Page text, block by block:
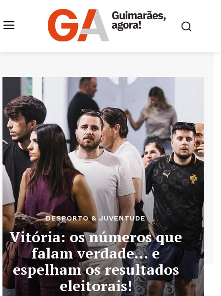
DESPORTO & JUVENTUDE
Vitória: os números que
falam verdade… e
espelham os resultados
eleitorais!